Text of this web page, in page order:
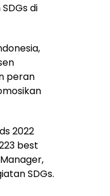
di
peran
2022
best
SDGs.